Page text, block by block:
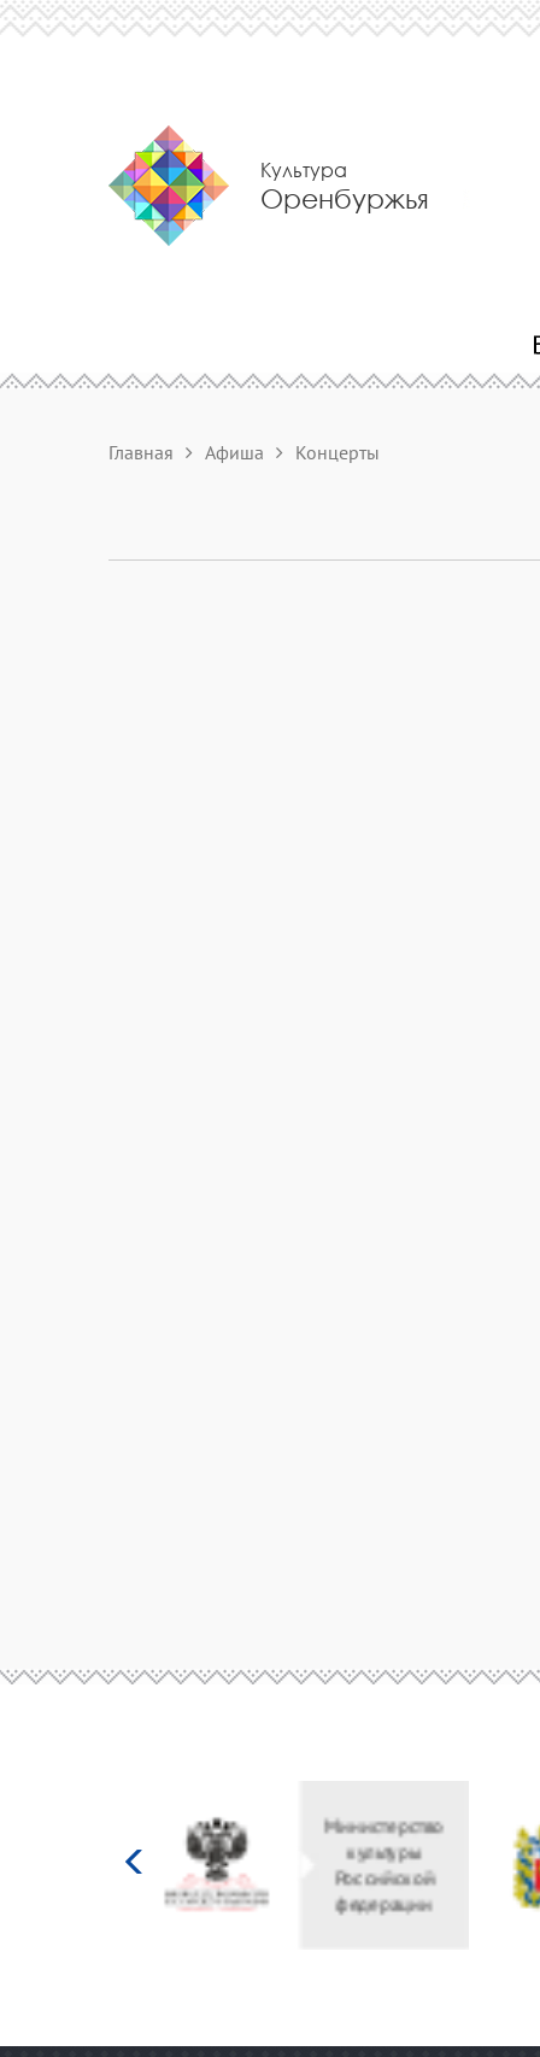
Культура
Оренбуржья
Главная Афиша Концерты
Министерство
культуры
Российской
федерации